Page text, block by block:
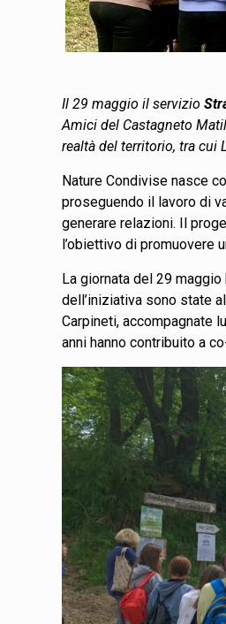
Il 29 maggio il servizio
Amici del Castagneto
realtà del territorio, tra cui
Nature Condivise nasce
proseguendo il lavoro di
generare relazioni. Il
l’obiettivo di promuovere
La giornata del 29
dell’iniziativa sono state
Carpineti, accompagnate
anni hanno contribuito a